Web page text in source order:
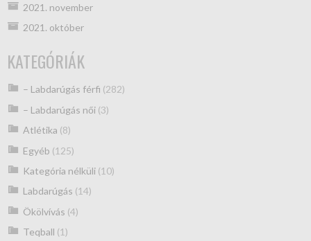
2021. november
2021. október
KATEGÓRIÁK
– Labdarúgás férfi (282)
– Labdarúgás női(3)
Atlétika (8)
Egyéb (125)
Kategória nélküli(10)
Labdarúgás (14)
Ökölvívás (4)
Teqball (1)